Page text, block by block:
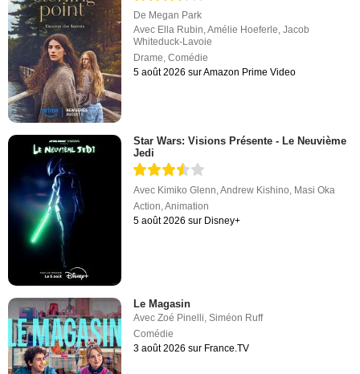
De Megan Park
Avec Ella Rubin ,Amélie Hoeferle ,Jacob
Whiteduck-Lavoie
Drame ,Comédie
5 août 2026 sur Amazon Prime Video
Star Wars: Visions Présente - Le Neuvième
Jedi
Avec Kimiko Glenn,Andrew Kishino, Masi Oka
Action,Animation
5 août 2026 sur Disney+
Le Magasin
AvecZoé Pinelli,Siméon Ruff
Comédie
3 août 2026 sur France.TV